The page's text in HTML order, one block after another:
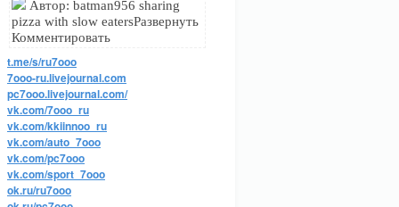
Автор: batman956 sharing
pizza with slow eatersРазвернуть
Комментировать
t.me/s/ru7ooo
7ooo-ru.livejournal.com
pc7ooo.livejournal.com/
vk.com/7ooo_ru
vk.com/kkiinnoo_ru
vk.com/auto_7ooo
vk.com/pc7ooo
vk.com/sport_7ooo
ok.ru/ru7ooo